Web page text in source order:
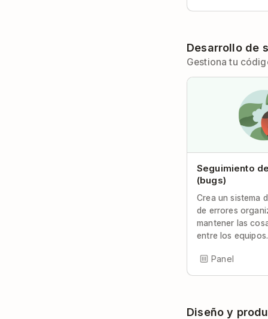
Desarrollo de
Gestiona tu
Seguimiento
(bugs)
Crea un sistema
de errores
mantener las
entre los equipos.
Panel
Diseño y